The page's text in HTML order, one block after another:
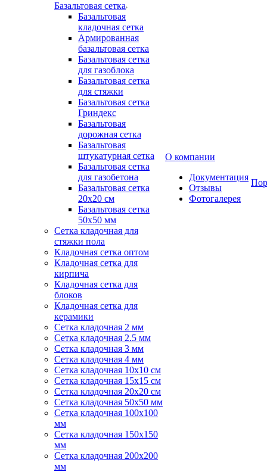
Базальтовая сетка
Базальтовая
кладочная сетка
Армированная
базальтовая сетка
Базальтовая сетка
для газоблока
Базальтовая сетка
для стяжки
Базальтовая сетка
Гриндекс
Базальтовая
дорожная сетка
Базальтовая
штукатурная сетка
Базальтовая сетка
для газобетона
Базальтовая сетка
20x20 см
Базальтовая сетка
50x50 мм
Сетка кладочная для
стяжки пола
Кладочная сетка оптом
Кладочная сетка для
кирпича
Кладочная сетка для
блоков
Кладочная сетка для
керамики
Сетка кладочная 2 мм
Сетка кладочная 2.5 мм
Сетка кладочная 3 мм
Сетка кладочная 4 мм
Сетка кладочная 10x10 см
Сетка кладочная 15x15 см
Сетка кладочная 20x20 см
Сетка кладочная 50x50 мм
Сетка кладочная 100x100
мм
Сетка кладочная 150x150
мм
Сетка кладочная 200x200
мм
О компании
Документация
Отзывы
Фотогалерея